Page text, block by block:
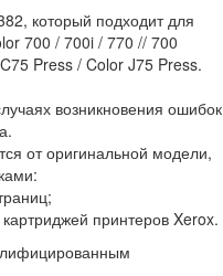
который подходит для
700 / 700i / 770 // 700
Press / Color J75 Press.
возникновения ошибок
от оригинальной модели,
принтеров Xerox.